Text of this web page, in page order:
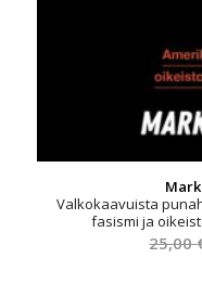
Valkokaavuista
fasismi ja
25,00